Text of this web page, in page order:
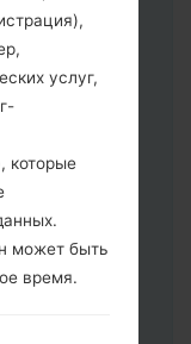
для
& Operator"
& Region &
Odin
телефон и
услуг,
которые
может быть
время.